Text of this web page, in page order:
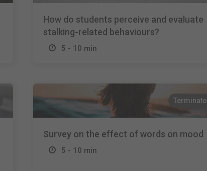
How do students perceive and evaluate
stalking-related behaviours?
5 - 10 min
Terminato
Survey on the effect of words on mood
5 - 10 min